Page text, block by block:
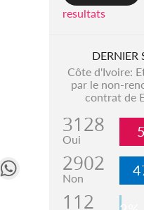
MessengerWhatsApp
resultats
DERNIER
Côte d'Ivoire:
par le non-
contrat de
3128
Oui
2902
Non
112